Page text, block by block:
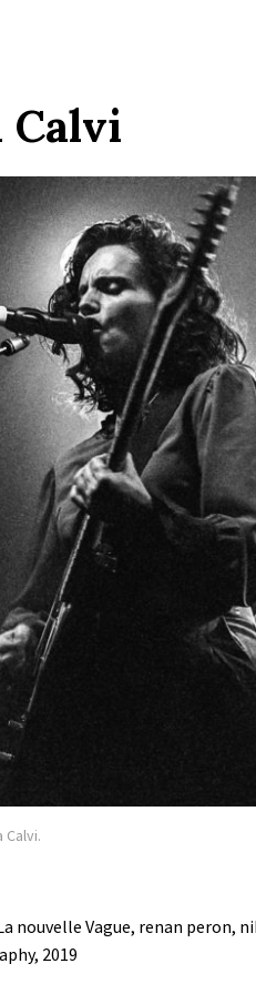
Calvi
Calvi.
nouvelle Vague, renan peron,
2019